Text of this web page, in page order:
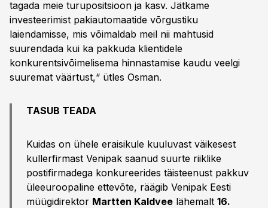
tagada meie turupositsioon ja kasv. Jätkame
investeerimist pakiautomaatide võrgustiku
laiendamisse, mis võimaldab meil nii mahtusid
suurendada kui ka pakkuda klientidele
konkurentsivõimelisema hinnastamise kaudu veelgi
suuremat väärtust,“ ütles Osman.
TASUB TEADA
Kuidas on ühele eraisikule kuuluvast väikesest
kullerfirmast Venipak saanud suurte riiklike
postifirmadega konkureerides täisteenust pakkuv
üleeuroopaline ettevõte, räägib Venipak Eesti
müügidirektor Martten Kaldvee lähemalt 16.